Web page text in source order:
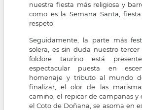
nuestra fiesta más religiosa y
como es la Semana Santa,
respeto.
Seguidamente, la parte más
solera, es sin duda nuestro
folclore taurino está
espectacular puesta en
homenaje y tributo al mundo
finalizar, el olor de las
camino, el repicar de campanas y
el Coto de Doñana, se asoma en